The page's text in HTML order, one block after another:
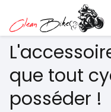
que tout
posséder !